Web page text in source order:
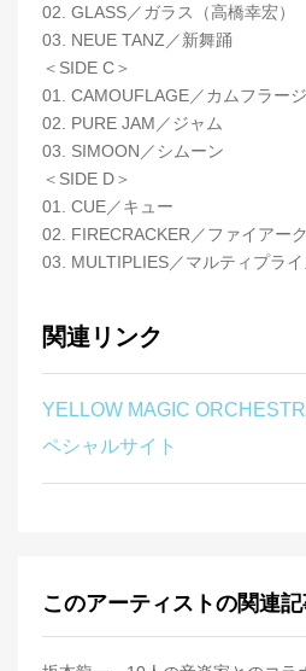
02. GLASS／ガラス（高橋幸宏）
03. NEUE TANZ／新舞踊
＜SIDE C＞
01. CAMOUFLAGE／カムフラージ
02. PURE JAM／ジャム
03. SIMOON／シムーン
＜SIDE D＞
01. CUE／キュー
02. FIRECRACKER／ファイアー
03. MULTIPLIES／マルティプラ
関連リンク
YELLOW MAGIC
ペシャルサイト
このアーティストの関連